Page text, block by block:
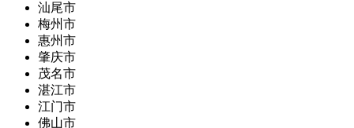
汕尾市
梅州市
惠州市
肇庆市
茂名市
湛江市
江门市
佛山市